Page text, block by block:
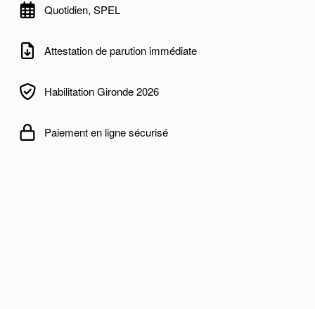
Quotidien, SPEL
Attestation de parution immédiate
Habilitation Gironde 2026
Paiement en ligne sécurisé